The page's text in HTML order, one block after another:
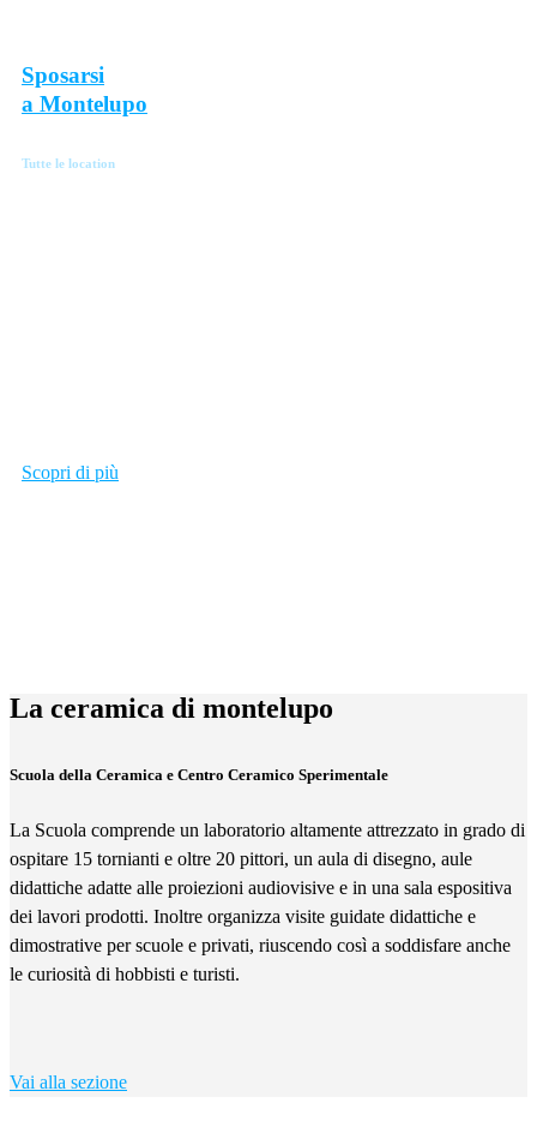
Sposarsi
a Montelupo
Tutte le location
Scopri di più
La ceramica di montelupo
Scuola della Ceramica e Centro Ceramico Sperimentale
La Scuola comprende un laboratorio altamente attrezzato in grado di
ospitare 15 tornianti e oltre 20 pittori, un aula di disegno, aule
didattiche adatte alle proiezioni audiovisive e in una sala espositiva
dei lavori prodotti. Inoltre organizza visite guidate didattiche e
dimostrative per scuole e privati, riuscendo così a soddisfare anche
le curiosità di hobbisti e turisti.
Vai alla sezione